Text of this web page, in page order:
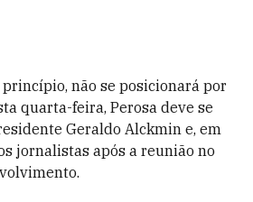
não se posicionará por
quarta-feira, Perosa deve se
Geraldo Alckmin e, em
jornalistas após a reunião no